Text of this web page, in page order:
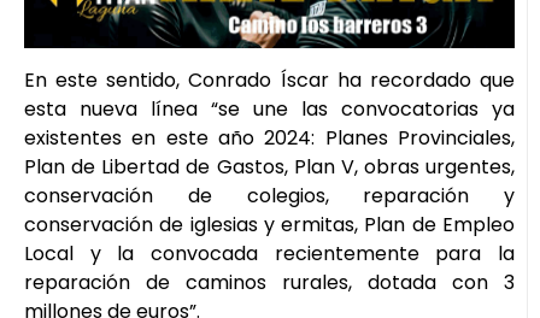
En este sentido, Conrado Íscar ha recordado que
esta nueva línea “se une las convocatorias ya
existentes en este año 2024: Planes Provinciales,
Plan de Libertad de Gastos, Plan V, obras urgentes,
conservación de colegios, reparación y
conservación de iglesias y ermitas, Plan de Empleo
Local y la convocada recientemente para la
reparación de caminos rurales, dotada con 3
millones de euros”.